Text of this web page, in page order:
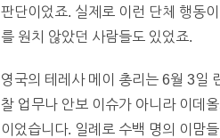
판단이었죠. 실제로 이런 단체 행동
를 원치 않았던 사람들도 있었죠.
영국의 테레사 메이 총리는 6월 3일
찰 업무나 안보 이슈가 아니라 이데
이었습니다. 일례로 수백 명의 이맘